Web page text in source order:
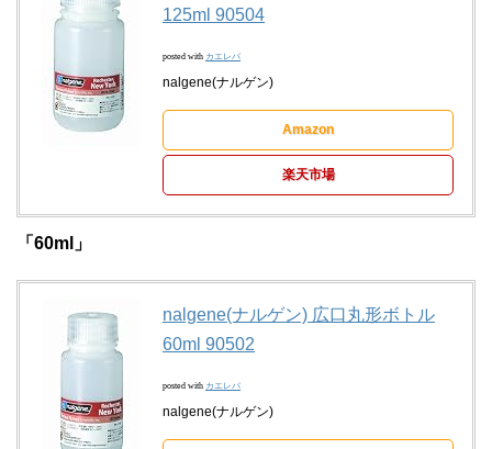
125ml 90504
posted with カエレバ
nalgene(ナルゲン)
Amazon
楽天市場
「60ml」
nalgene(ナルゲン) 広口丸形ボトル
60ml 90502
posted with カエレバ
nalgene(ナルゲン)